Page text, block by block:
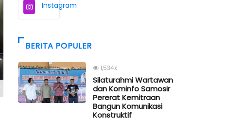
Instagram
BERITA POPULER
1,534x
Silaturahmi Wartawan
dan Kominfo Samosir
Pererat Kemitraan
Bangun Komunikasi
Konstruktif